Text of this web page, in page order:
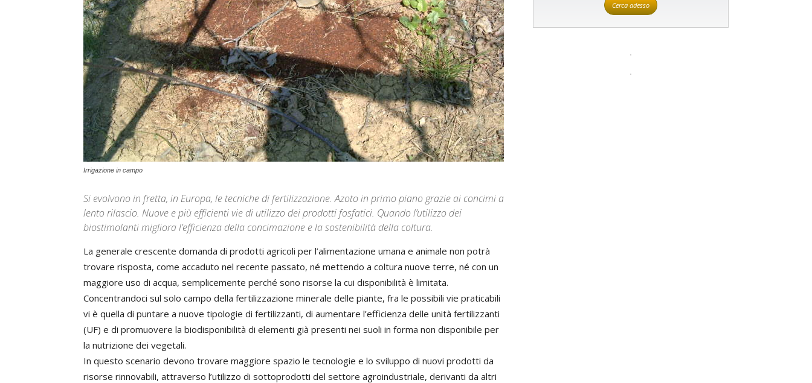
Irrigazione in campo
Si evolvono in fretta, in Europa, le tecniche di fertilizzazione. Azoto in primo piano grazie ai concimi a
lento rilascio. Nuove e più efficienti vie di utilizzo dei prodotti fosfatici. Quando l’utilizzo dei
biostimolanti migliora l’efficienza della concimazione e la sostenibilità della coltura.
La generale crescente domanda di prodotti agricoli per l’alimentazione umana e animale non potrà
trovare risposta, come accaduto nel recente passato, né mettendo a coltura nuove terre, né con un
maggiore uso di acqua, semplicemente perché sono risorse la cui disponibilità è limitata.
Concentrandoci sul solo campo della fertilizzazione minerale delle piante, fra le possibili vie praticabili
vi è quella di puntare a nuove tipologie di fertilizzanti, di aumentare l’efficienza delle unità fertilizzanti
(UF) e di promuovere la biodisponibilità di elementi già presenti nei suoli in forma non disponibile per
la nutrizione dei vegetali.
In questo scenario devono trovare maggiore spazio le tecnologie e lo sviluppo di nuovi prodotti da
risorse rinnovabili, attraverso l’utilizzo di sottoprodotti del settore agroindustriale, derivanti da altri
Cerca adesso